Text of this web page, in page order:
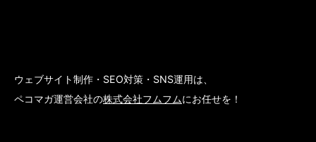
ウェブサイト制作・SEO対策・SNS運用は、
ペコマガ運営会社の株式会社フムフムにお任せを！